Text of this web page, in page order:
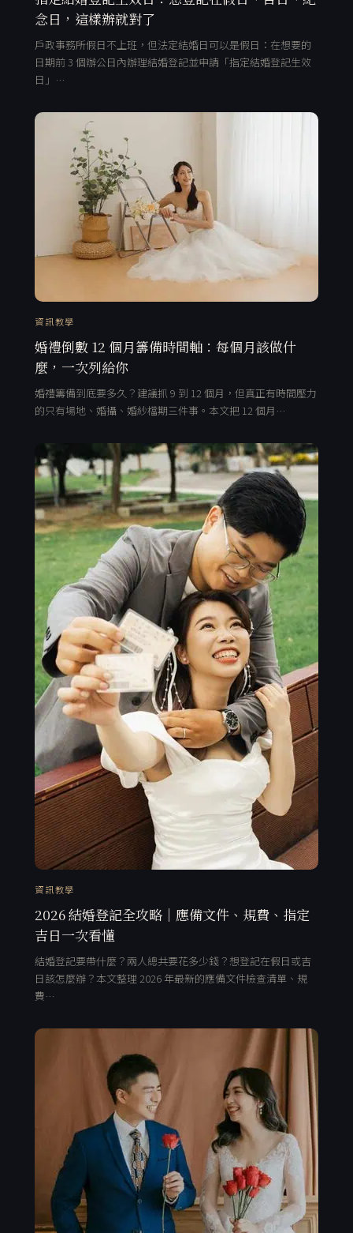
念日，這樣辦就對了
戶政事務所假日不上班，但法定結婚日可以是假日：在想要的
日期前 3 個辦公日內辦理結婚登記並申請「指定結婚登記生效
日」…
資訊教學
婚禮倒數 12 個月籌備時間軸：每個月該做什
麼，一次列給你
婚禮籌備到底要多久？建議抓 9 到 12 個月，但真正有時間壓力
的只有場地、婚攝、婚紗檔期三件事。本文把 12 個月…
資訊教學
2026 結婚登記全攻略｜應備文件、規費、指定
吉日一次看懂
結婚登記要帶什麼？兩人總共要花多少錢？想登記在假日或吉
日該怎麼辦？本文整理 2026 年最新的應備文件檢查清單、規
費…